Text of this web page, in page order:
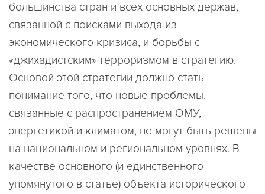
большинства стран и всех основных держав,
связанной с поисками выхода из
экономического кризиса, и борьбы с
«джихадистским» терроризмом в стратегию.
Основой этой стратегии должно стать
понимание того, что новые проблемы,
связанные с распространением ОМУ,
энергетикой и климатом, не могут быть решены
на национальном и региональном уровнях. В
качестве основного (и единственного
упомянутого в статье) объекта исторического